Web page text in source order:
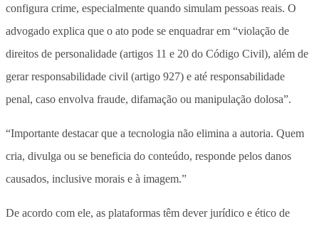
configura crime, especialmente quando simulam pessoas reais. O
advogado explica que o ato pode se enquadrar em “violação de
direitos de personalidade (artigos 11 e 20 do Código Civil), além de
gerar responsabilidade civil (artigo 927) e até responsabilidade
penal, caso envolva fraude, difamação ou manipulação dolosa”.
“Importante destacar que a tecnologia não elimina a autoria. Quem
cria, divulga ou se beneficia do conteúdo, responde pelos danos
causados, inclusive morais e à imagem.”
De acordo com ele, as plataformas têm dever jurídico e ético de